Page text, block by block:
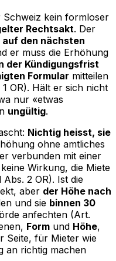
Schweiz kein formloser
Rechtsakt. Der
auf den nächsten
er muss die Erhöhung
der Kündigungsfrist
Formular mitteilen
OR). Hält er sich nicht
nur «etwas
ungültig.
Nichtig heisst, sie
ohne amtliches
verbunden mit einer
Wirkung, die Miete
2 OR). Ist die
aber der Höhe nach
und sie binnen 30
anfechten (Art.
Form und Höhe,
Seite, für Mieter wie
an richtig machen